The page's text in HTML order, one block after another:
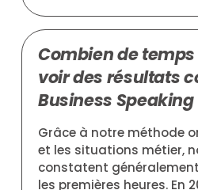
Combien de
voir des résultats
Business Speaking
Grâce à notre méthode
et les situations métier,
constatent
les premières heures. En